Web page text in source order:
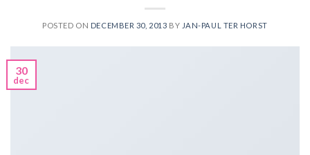
POSTED ON DECEMBER 30, 2013 BY JAN-PAUL TER HORST
30
dec